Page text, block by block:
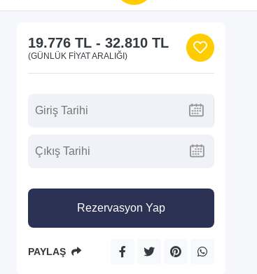
19.776 TL- 32.810 TL
(GÜNLÜK FIYAT ARALIĞI)
Rezervasyon Yap
PAYLAŞ